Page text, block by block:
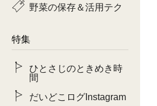
野菜の保存＆活用テク
特集
ひとさじのときめき時
間
だいどこログInstagram